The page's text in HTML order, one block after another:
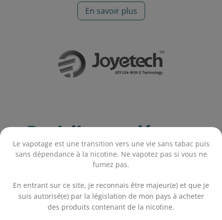
Le vapotage est une transition vers une vie sans tabac puis
sans dépendance à la nicotine. Ne vapotez pas si vous ne
fumez pas.
En entrant sur ce site, je reconnais être majeur(e) et que je
suis autorisé(e) par la législation de mon pays à acheter
des produits contenant de la nicotine.
En savoir plus
Produits associés